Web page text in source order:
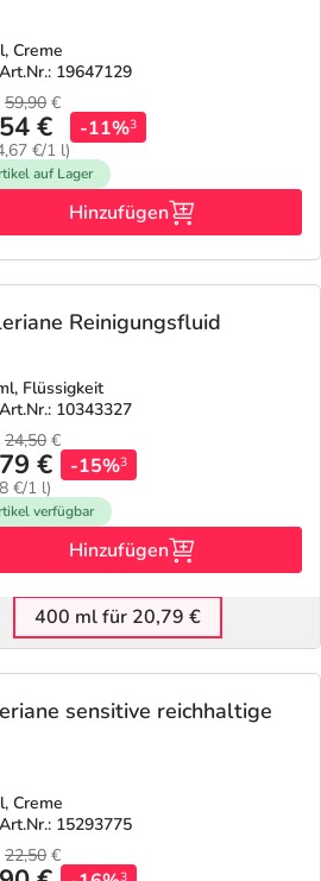
Creme
19647129
59,90 €
€
€/1 l)
-11%3
auf Lager
Hinzufügen
Reinigungsfluid
Flüssigkeit
10343327
24,50 €
€
€/1 l)
-15%3
verfügbar
Hinzufügen
400 ml für 20,79 €
sensitive reichhaltige
Creme
15293775
22,50 €
3